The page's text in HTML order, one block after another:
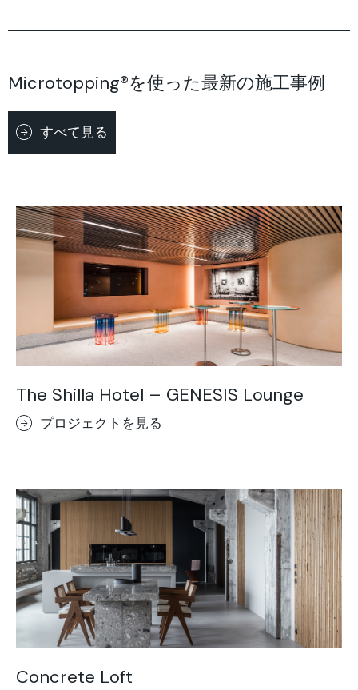
Microtopping®を使った最新の施工事例
すべて見る
The Shilla Hotel – GENESIS Lounge
プロジェクトを見る
Concrete Loft